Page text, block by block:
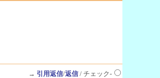
→ 引用返信/返信/ チェック-